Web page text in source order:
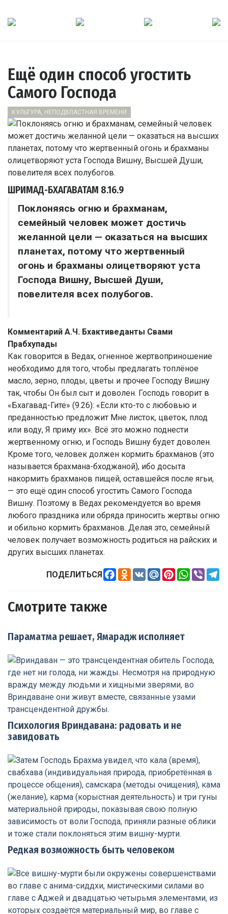
Ещё один способ угостить
Самого Господа
КУЛЬТУРА, НЕПОДВЛАСТНАЯ ВРЕМЕНИ
ШРИМАД-БХАГАВАТАМ 8.16.9
Поклоняясь огню и брахманам,
семейный человек может достичь
желанной цели — оказаться на высших
планетах, потому что жертвенный
огонь и брахманы олицетворяют уста
Господа Вишну, Высшей Души,
повелителя всех полубогов.
Комментарий А.Ч. Бхактиведанты Свами
Прабхупады
Как говорится в Ведах, огненное жертвоприношение
необходимо для того, чтобы предлагать топлёное
масло, зерно, плоды, цветы и прочее Господу Вишну
так, чтобы Он был сыт и доволен. Господь говорит в
«Бхагавад-Гите» (9.26): «Если кто-то с любовью и
преданностью предложит Мне листок, цветок, плод
или воду, Я приму их». Всё это можно поднести
жертвенному огню, и Господь Вишну будет доволен.
Кроме того, человек должен кормить брахманов (это
называется брахмана-бходжаной), ибо досыта
накормить брахманов пищей, оставшейся после ягьи,
— это ещё один способ угостить Самого Господа
Вишну. Поэтому в Ведах рекомендуется во время
любого праздника или обряда приносить жертвы огню
и обильно кормить брахманов. Делая это, семейный
человек получает возможность родиться на райских и
других высших планетах.
ПОДЕЛИТЬСЯ Facebook
Odnoklassniki
VK Mail.RuPinterestWhatsApp
Viber
Смотрите также
Параматма решает, Ямарадж исполняет
Психология Вриндавана: радовать и не
завидовать
Редкая возможность быть человеком